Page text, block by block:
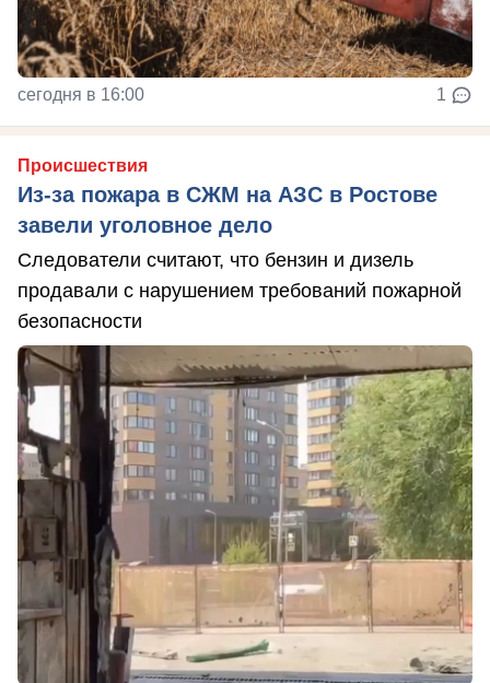
сегодня в 16:00 1
Происшествия
Из-за пожара в СЖМ на АЗС в Ростове
завели уголовное дело
Следователи считают, что бензин и дизель
продавали с нарушением требований пожарной
безопасности